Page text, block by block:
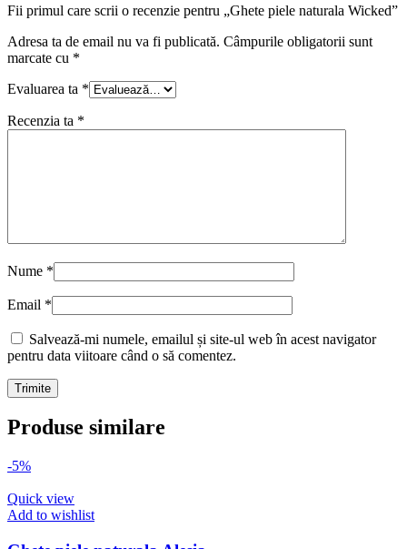
Fii primul care scrii o recenzie pentru „Ghete piele naturala Wicked”
Adresa ta de email nu va fi publicată. Câmpurile obligatorii sunt
marcate cu *
Evaluarea ta *
Recenzia ta *
Nume *
Email *
Salvează-mi numele, emailul și site-ul web în acest navigator
pentru data viitoare când o să comentez.
Produse similare
-5%
Quick view
Add to wishlist